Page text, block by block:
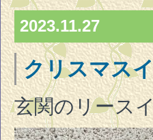
2023.11.27
クリスマス
玄関のリース